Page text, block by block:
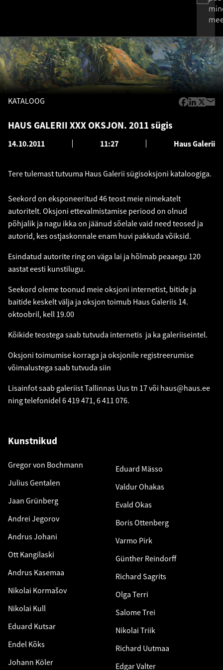
KATALOOG
HAUS GALERII XXX OKSJON. 2011 sügis
14.10.2011 11:27 Haus Galerii
Tere tulemast tutvuma Haus Galerii sügisoksjoni kataloogiga.
Seekord on eksponeeritud 46 teost meie nimekatelt
autoritelt. Oksjoni ettevalmistamise periood on olnud
põhjalik ja nagu ikka on jäänud sõelale vaid need teosed ja
autorid, kes ostjaskonnale enam huvi pakkuda võiksid.
Esindatud autorite ring on väga lai ja hõlmab peaaegu 120
aastat eesti kunstilugu.
Seekord oleme toonud meie oksjoni internetist, bitide ja
baitide keskelt välja ja oksjon toimub Haus Galeriis 14.
oktoobril, kell 19.00
Kõikide teostega saab tutvuda internetis ja ka galeriiseintel.
Oksjoni toimumise korraga ja oksjonile registreerumise
võimalustega saab tutvuda siin
Lisainfot saab galeriist Tallinnas Uus tn 17 või haus@haus.ee
ning telefonidel 6 419 471, 6 411 076.
Kunstnikud
Gregor von Bochmann
Julius Gentalen
Jaan Grünberg
Andrei Jegorov
Andrus Johani
Ott Kangilaski
Andrus Kasemaa
Nikolai Kormašov
Nikolai Kull
Eduard Kutsar
Endel Kõks
Johann Köler
Eduard Mässo
Valdur Ohakas
Evald Okas
Boris Ottenberg
Varmo Pirk
Günther Reindorff
Richard Sagrits
Olga Terri
Salome Trei
Nikolai Triik
Richard Uutmaa
Edgar Valter